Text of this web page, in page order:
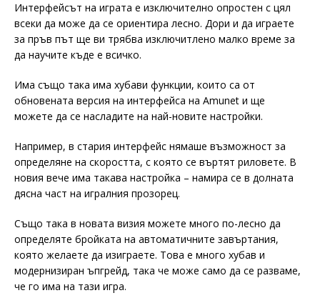
Интерфейсът на играта е изключително опростен с цял
всеки да може да се ориентира лесно. Дори и да играете
за пръв път ще ви трябва изключитлено малко време за
да научите къде е всичко.
Има също така има хубави функции, които са от
обновената версия на интерфейса на Amunet и ще
можете да се насладите на най-новите настройки.
Например, в стария интерфейс нямаше възможност за
определяне на скоростта, с която се въртят риловете. В
новия вече има такава настройка – намира се в долната
дясна част на игралния прозорец.
Също така в новата визия можете много по-лесно да
определяте бройката на автоматичните завъртания,
която желаете да изиграете. Това е много хубав и
модернизиран ъпгрейд, така че може само да се разваме,
че го има на тази игра.